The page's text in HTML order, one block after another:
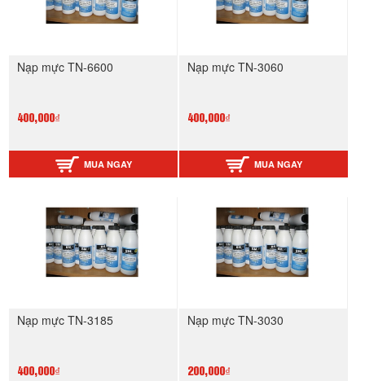
Nạp mực TN-6600
400,000₫
MUA NGAY
Nạp mực TN-3060
400,000₫
MUA NGAY
Nạp mực TN-3185
400,000₫
Nạp mực TN-3030
200,000₫